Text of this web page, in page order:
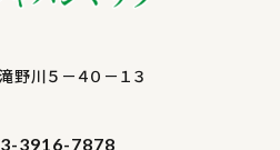
野川５－４０－１３
3916-7878